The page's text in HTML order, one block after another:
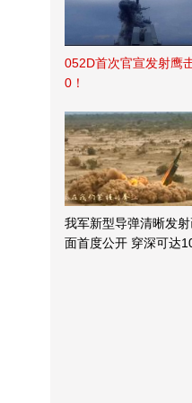
052D首次官宣发射鹰
0！
我军新型导弹清晰发
面首度公开 穿深可达